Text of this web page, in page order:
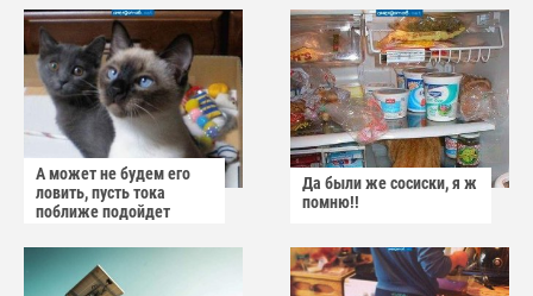
А может не будем его
ловить, пусть тока
поближе подойдет
Да были же сосиски, я ж
помню!!